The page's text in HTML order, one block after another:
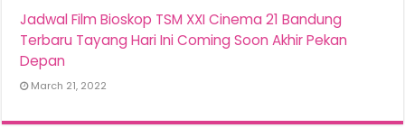
Jadwal Film Bioskop TSM XXI Cinema 21 Bandung
Terbaru Tayang Hari Ini Coming Soon Akhir Pekan
Depan
March 21, 2022